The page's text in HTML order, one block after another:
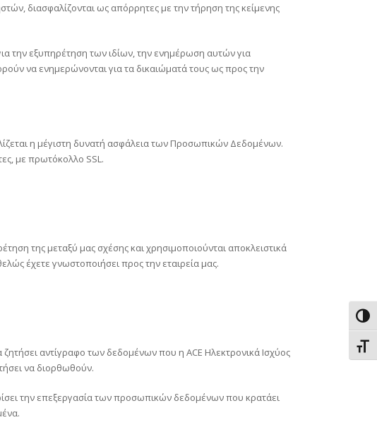
διασφαλίζονται ως απόρρητες με την τήρηση της κείμενης
την εξυπηρέτηση των ιδίων, την ενημέρωση αυτών για
να ενημερώνονται για τα δικαιώματά τους ως προς την
η μέγιστη δυνατή ασφάλεια των Προσωπικών Δεδομένων.
με πρωτόκολλο SSL.
της μεταξύ μας σχέσης και χρησιμοποιούνται αποκλειστικά
έχετε γνωστοποιήσει προς την εταιρεία μας.
αντίγραφο των δεδομένων που η ACE Ηλεκτρονικά Ισχύος
να διορθωθούν.
την επεξεργασία των προσωπικών δεδομένων που κρατάει